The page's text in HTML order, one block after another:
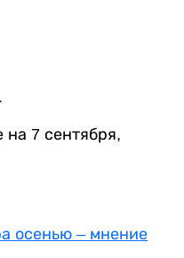
на 7 сентября,
осенью – мнение